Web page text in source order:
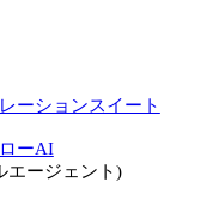
ーションスイート
ーAI
エージェント)